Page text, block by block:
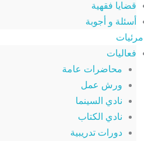
قضايا فقهية
أسئلة و أجوبة
مرئيات
فعاليات
محاضرات عامة
ورش عمل
نادي السينما
نادي الكتاب
دورات تدريبية